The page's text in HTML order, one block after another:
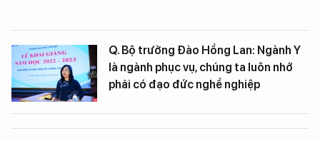
Q. Bộ trưởng Đào Hồng Lan: Ngành Y
là ngành phục vụ, chúng ta luôn nhớ
phải có đạo đức nghề nghiệp